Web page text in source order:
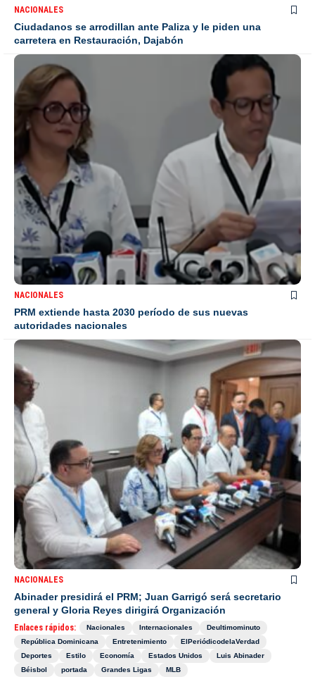
NACIONALES
Ciudadanos se arrodillan ante Paliza y le piden una
carretera en Restauración, Dajabón
NACIONALES
PRM extiende hasta 2030 período de sus nuevas
autoridades nacionales
NACIONALES
Abinader presidirá el PRM; Juan Garrigó será secretario
general y Gloria Reyes dirigirá Organización
Enlaces rápidos: Nacionales Internacionales
Deultimominuto
República Dominicana
Entretenimiento
ElPeriódicodelaVerdad
Deportes
Estilo Economía Estados Unidos
Luis Abinader
Béisbol
portada Grandes Ligas MLB